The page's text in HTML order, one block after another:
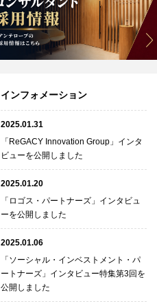
インフォメーション
2025.01.31
「ReGACY Innovation Group」インタ
ビューを公開しました
2025.01.20
「ロゴス・パートナーズ」インタビュ
ーを公開しました
2025.01.06
「ソーシャル・インベストメント・パ
ートナーズ」インタビュー特集第3回を
公開しました